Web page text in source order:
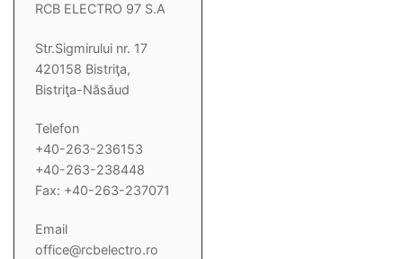
RCB ELECTRO 97 S.A
Str.Sigmirului nr. 17
420158 Bistriţa,
Bistriţa-Năsăud
Telefon
+40-263-236153
+40-263-238448
Fax: +40-263-237071
Email
office@rcbelectro.ro